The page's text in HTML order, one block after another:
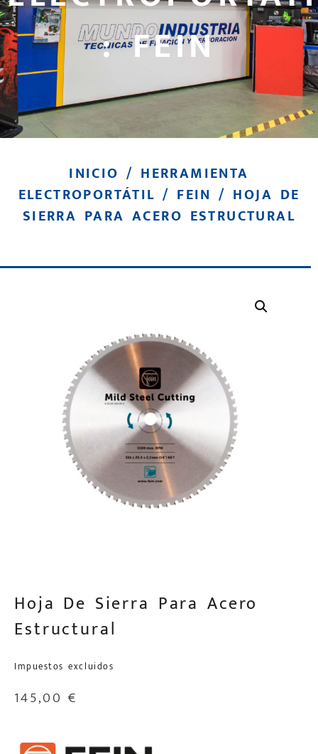
: FEIN
INICIO / HERRAMIENTA
ELECTROPORTÁTIL / FEIN / HOJA DE
SIERRA PARA ACERO ESTRUCTURAL
Hoja De Sierra Para Acero
Estructural
Impuestos excluidos
145,00€